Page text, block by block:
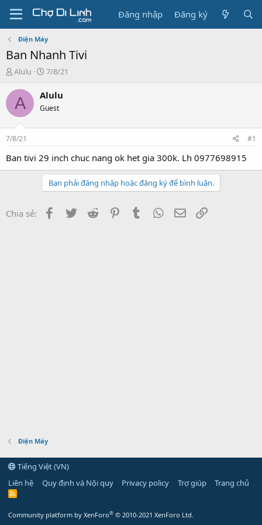
Đăng nhập Đăng ký
Điện Máy
Ban Nhanh Tivi
T
r
e
a
s
t
a
Alulu
N
à
g
7/8/21
A Alulu
Guest
7/8/21 #1
Ban tivi 29 inch chuc nang ok het gia 300k. Lh 0977698915
Bạn phải đăng nhập hoặc đăng ký để bình luận.
Chia sẻ: Facebook
Twitter Reddit PinterestTumblr WhatsApp
Email
Điện Máy
Tiếng Việt (VN)
Liên hệ
Quy định và Nội quy Privacy policy Trợ giúp Trang chủ
R
Community platform by XenForo® © 2010-2021 XenForo Ltd.